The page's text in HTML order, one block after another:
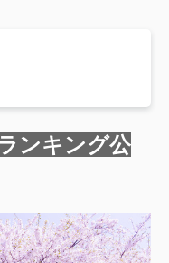
ンキング公